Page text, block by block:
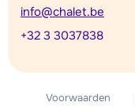
info@chalet.be
+32 3 3037838
Voorwaarden